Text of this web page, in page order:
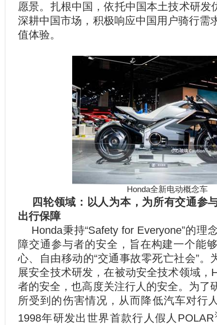
愿景。扎根中国，依托中国本土技术研发
深耕中国市场，积极响应中国用户骑行需
值体验。
Honda全新电动概念车
四轮领域：以人为本，为所有交通参
出行保障
Honda秉持“Safety for Everyone”的理
障交通参与者的安全，旨在构建一个能
心、自由移动的“交通事故零死亡社会”。
展安全技术研发，在被动安全技术领域，
者的安全，也高度关注行人的安全。为了
所受到的伤害情况，从而降低汽车对行
1998年研发出世界首款行人假人POLAR